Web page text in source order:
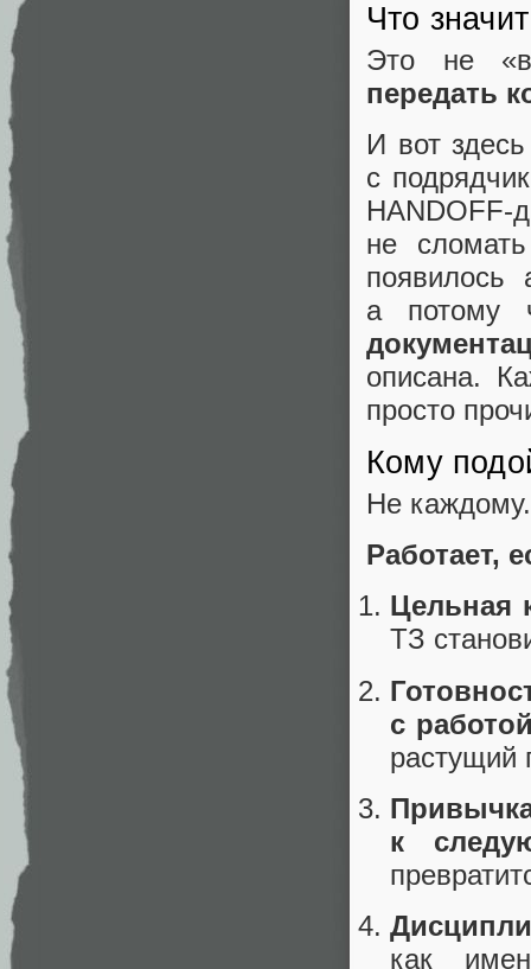
Что
Это не
передать
И вот
с
не
появилось
а потому
описана.
просто
Кому
Не каждому.
Работает,
Цельная
ТЗ
с
растущий
к
как